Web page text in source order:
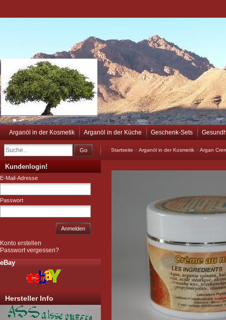
Arganöl in der Kosmetik Arganöl in der Küche Geschenk-Sets
Go Startseite » Arganöl in der Kosmetik » Argan
Kundenlogin!
E-Mail-Adresse
Passwort
Anmelden
Konto erstellen
Passwort vergessen?
eBay
Hersteller Info